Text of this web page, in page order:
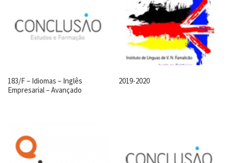
183/F – Idiomas – Inglês
Empresarial – Avançado
2019-2020